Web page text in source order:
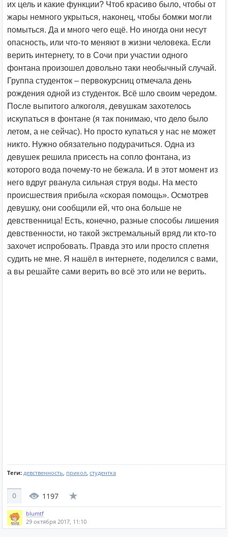
их цель и какие функции? Чтоб красиво было, чтобы от
жары немного укрыться, наконец, чтобы бомжи могли
помыться. Да и много чего ещё. Но иногда они несут
опасность, или что-то меняют в жизни человека. Если
верить интернету, то в Сочи при участии одного
фонтана произошел довольно таки необычный случай.
Группа студенток – первокурсниц отмечала день
рождения одной из студенток. Всё шло своим чередом.
После выпитого алкоголя, девушкам захотелось
искупаться в фонтане (я так понимаю, что дело было
летом, а не сейчас). Но просто купаться у нас не может
никто. Нужно обязательно подурачиться. Одна из
девушек решила присесть на сопло фонтана, из
которого вода почему-то не бежала. И в этот момент из
него вдруг рванула сильная струя воды. На место
происшествия прибыла «скорая помощь». Осмотрев
девушку, они сообщили ей, что она больше не
девственница! Есть, конечно, разные способы лишения
девственности, но такой экстремальный вряд ли кто-то
захочет испробовать. Правда это или просто сплетня
судить не мне. Я нашёл в интернете, поделился с вами,
а вы решайте сами верить во всё это или не верить.
Теги: девственность, прикол, студентка
0 1197
blumtf
29 октября 2017, 11:10